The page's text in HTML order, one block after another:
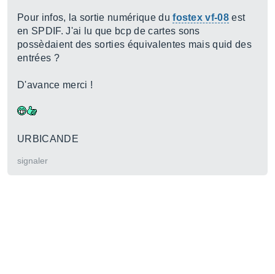
Pour infos, la sortie numérique dufostex vf-08 est
en SPDIF. J'ai lu que bcp de cartes sons
possèdaient des sorties équivalentes mais quid des
entrées ?
D'avance merci !
URBICANDE
signaler